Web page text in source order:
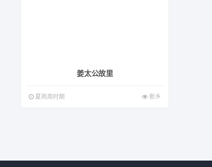
姜太公故里
夏商周时期 新乡